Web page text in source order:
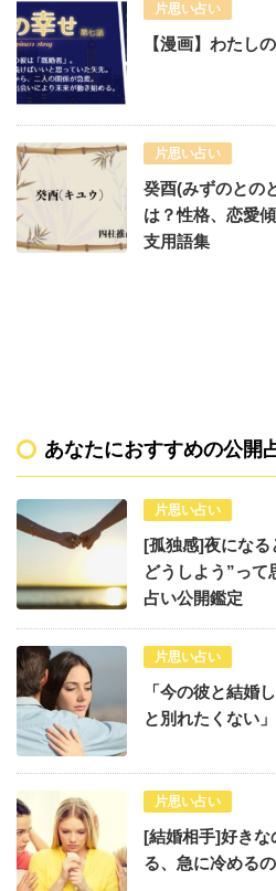
片思い占い
【漫画】わたし
片思い占い
癸酉(みずのとの
は？性格、恋愛
支用語集
あなたにおすすめの公開
片思い占い
[孤独感]夜になる
どうしよう”っ
占い公開鑑定
片思い占い
「今の彼と結婚
と別れたくない
片思い占い
[結婚相手]好きな
る、急に冷める